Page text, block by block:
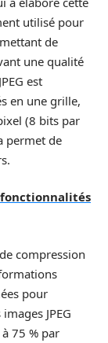
utilisé pour
de
une qualité
est
en une grille,
(8 bits par
permet de
fonctionnalités
compression
pour
JPEG
75 % par